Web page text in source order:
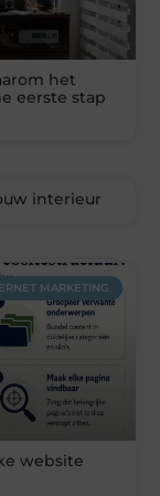
het
eerste stap
interieur
MARKETING
website